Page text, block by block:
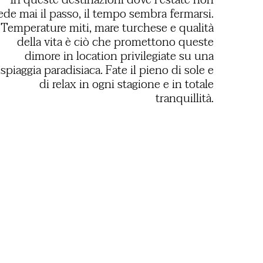
mai il passo, il tempo sembra fermarsi.
Temperature miti, mare turchese e qualità
della vita è ciò che promettono queste
dimore in location privilegiate su una
spiaggia paradisiaca. Fate il pieno di sole e
di relax in ogni stagione e in totale
tranquillità.